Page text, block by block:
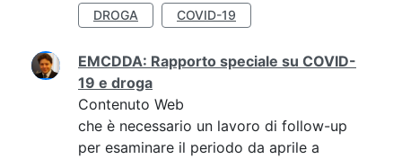
DROGA COVID-19
EMCDDA: Rapporto speciale su COVID-
19 e droga
Contenuto Web
che è necessario un lavoro di follow-up
per esaminare il periodo da aprile a